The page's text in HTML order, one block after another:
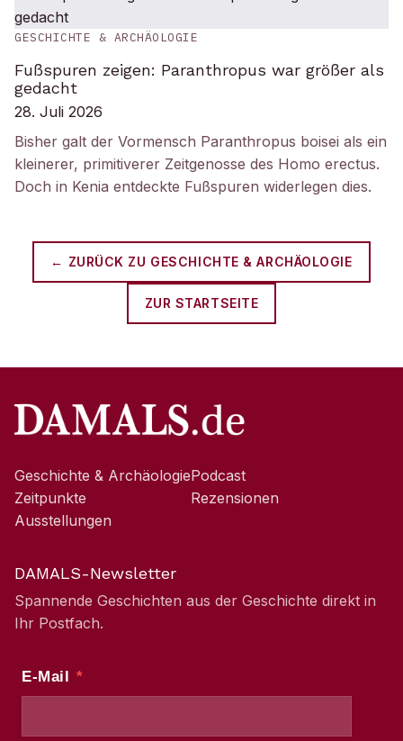
GESCHICHTE & ARCHÄOLOGIE
Fußspuren zeigen: Paranthropus war größer als
gedacht
28. Juli 2026
Bisher galt der Vormensch Paranthropus boisei als ein
kleinerer, primitiverer Zeitgenosse des Homo erectus.
Doch in Kenia entdeckte Fußspuren widerlegen dies.
← ZURÜCK ZU GESCHICHTE & ARCHÄOLOGIE
ZUR STARTSEITE
Geschichte & Archäologie
Zeitpunkte
Ausstellungen
Podcast
Rezensionen
DAMALS-Newsletter
Spannende Geschichten aus der Geschichte direkt in
Ihr Postfach.